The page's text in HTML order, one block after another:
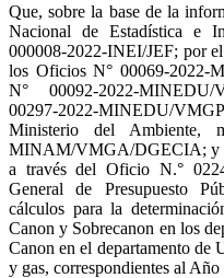
Que, sobre la base de la
Nacional de Estadística e
000008-2022-INEI/JEF; por
los Oficios N° 00069-
N° 00092-2022-
00297-2022-MINEDU/
Ministerio del Ambiente,
MINAM/VMGA/DGECIA; y
a través del Oficio N.°
General de Presupuesto
cálculos para la
Canon y Sobrecanon en los
Canon en el departamento de
y gas, correspondientes al